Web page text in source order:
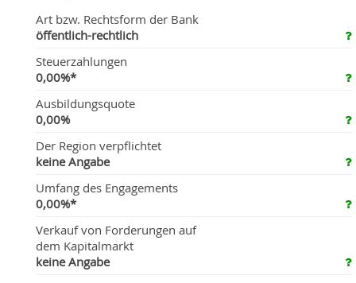
Art bzw. Rechtsform der Bank
öffentlich-rechtlich
Steuerzahlungen
0,00%*
Ausbildungsquote
0,00%
Der Region verpflichtet
keine Angabe
Umfang des Engagements
0,00%*
Verkauf von Forderungen auf
dem Kapitalmarkt
keine Angabe